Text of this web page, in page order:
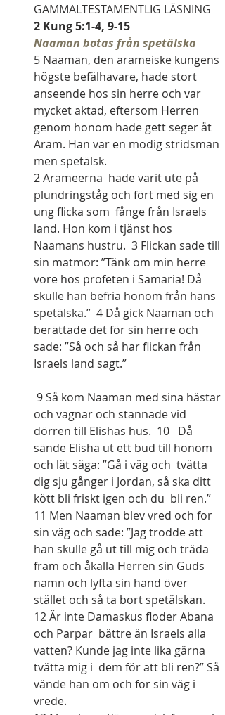
GAMMALTESTAMENTLIG LÄSNING
2 Kung 5:1-4, 9-15
Naaman botas från spetälska
5 Naaman, den arameiske kungens
högste befälhavare, hade stort
anseende hos sin herre och var
mycket aktad, eftersom Herren
genom honom hade gett seger åt
Aram. Han var en modig stridsman
men spetälsk.
2 Arameerna  hade varit ute på
plundringståg och fört med sig en
ung flicka som  fånge från Israels
land. Hon kom i tjänst hos
Naamans hustru.  3 Flickan sade till
sin matmor: ”Tänk om min herre
vore hos profeten i Samaria! Då
skulle han befria honom från hans
spetälska.”  4 Då gick Naaman och
berättade det för sin herre och
sade: ”Så och så har flickan från
Israels land sagt.”
och vagnar och stannade vid
dörren till Elishas hus.  10   Då
sände Elisha ut ett bud till honom
och lät säga: ”Gå i väg och  tvätta
dig sju gånger i Jordan, så ska ditt
kött bli friskt igen och du  bli ren.”
11 Men Naaman blev vred och for
sin väg och sade: ”Jag trodde att
han skulle gå ut till mig och träda
fram och åkalla Herren sin Guds
namn och lyfta sin hand över
stället och så ta bort spetälskan.
12 Är inte Damaskus floder Abana
och Parpar  bättre än Israels alla
vatten? Kunde jag inte lika gärna
tvätta mig i  dem för att bli ren?” Så
vände han om och for sin väg i
vrede.